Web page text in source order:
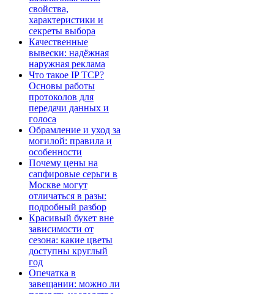
свойства,
характеристики и
секреты выбора
Качественные
вывески: надёжная
наружная реклама
Что такое IP TCP?
Основы работы
протоколов для
передачи данных и
голоса
Обрамление и уход за
могилой: правила и
особенности
Почему цены на
сапфировые серьги в
Москве могут
отличаться в разы:
подробный разбор
Красивый букет вне
зависимости от
сезона: какие цветы
доступны круглый
год
Опечатка в
завещании: можно ли